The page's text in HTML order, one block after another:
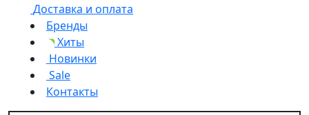
Доставка и оплата
Бренды
Хиты
Новинки
Sale
Контакты